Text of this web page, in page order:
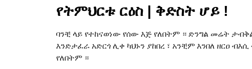
የትምህርቱ ርዕስ | ቅድስት ሆይ !
ባንቺ ላይ የተከናወነው የሰው እጅ የለበትም ። ድንግል መሬት
እንድታፈራ አድርጎ ሊቀ ካህኑን ያከበረ ፣ አንቺም እንበለ ዘርዐ
የለበትም ።